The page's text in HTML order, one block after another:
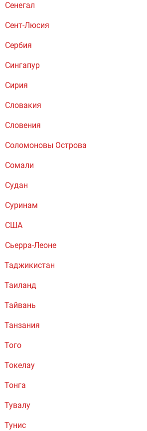
Сенегал
Сент-Люсия
Сербия
Сингапур
Сирия
Словакия
Словения
Соломоновы Острова
Сомали
Судан
Суринам
США
Сьерра-Леоне
Таджикистан
Таиланд
Тайвань
Танзания
Того
Токелау
Тонга
Тувалу
Тунис